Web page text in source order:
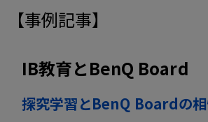
【事例記事】
IB教育とBenQ Board
探究学習とBenQ Boardの